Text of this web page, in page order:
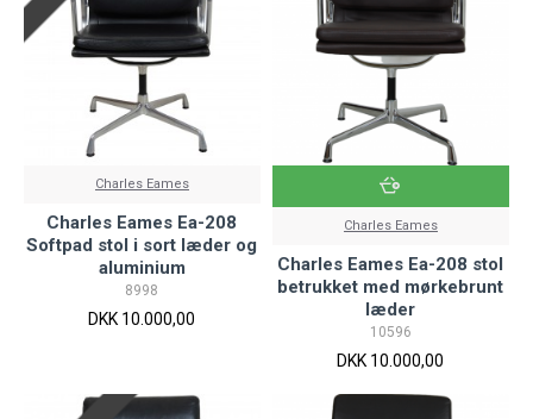
Charles Eames
Charles Eames Ea-208
Softpad stol i sort læder og
aluminium
8998
DKK 10.000,00
Charles Eames
Charles Eames Ea-208 stol
betrukket med mørkebrunt
læder
10596
DKK 10.000,00